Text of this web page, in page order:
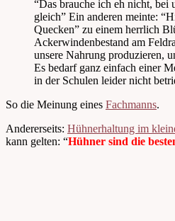
“Das brauche ich eh nicht, bei
gleich” Ein anderen meinte:
Quecken” zu einem herrlich
Ackerwindenbestand am
unsere Nahrung produzieren,
Es bedarf ganz einfach einer
in der Schulen leider nicht
So die Meinung eines Fachmanns.
Andererseits: Hühnerhaltung im
kann gelten: “Hühner sind die